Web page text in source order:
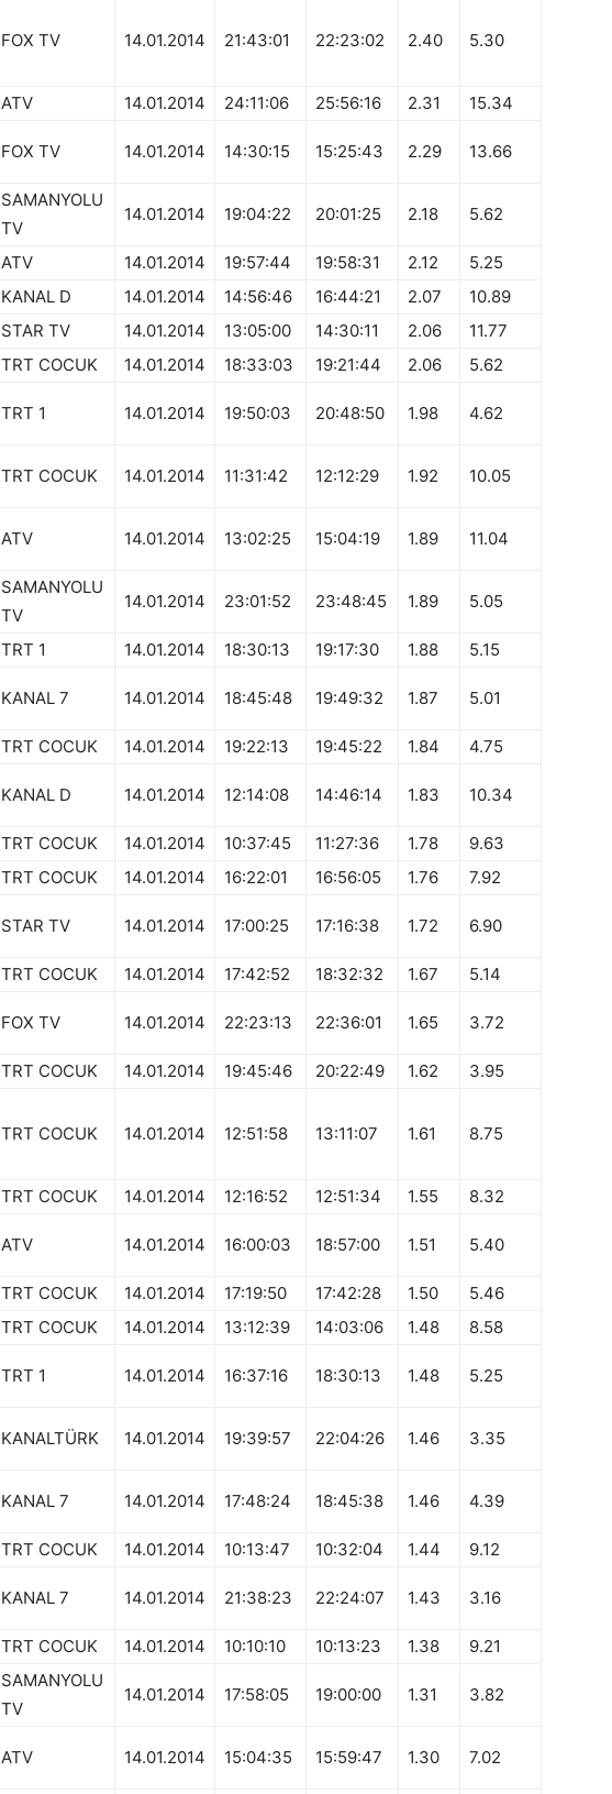
FOX TV 14.01.2014 21:43:01 22:23:02 2.40 5.30
ATV 14.01.2014 24:11:06 25:56:16 2.31 15.34
FOX TV 14.01.2014 14:30:15 15:25:43 2.29 13.66
SAMANYOLU
TV
14.01.2014 19:04:22 20:01:25 2.18 5.62
ATV 14.01.2014 19:57:44 19:58:31 2.12
5.25
KANAL D 14.01.2014 14:56:46 16:44:21 2.07
10.89
STAR TV 14.01.2014 13:05:00 14:30:11 2.06
11.77
TRT COCUK 14.01.2014 18:33:03 19:21:44 2.06 5.62
TRT 1 14.01.2014 19:50:03 20:48:50 1.98 4.62
TRT COCUK 14.01.2014 11:31:42 12:12:29 1.92 10.05
ATV 14.01.2014 13:02:25 15:04:19 1.89 11.04
SAMANYOLU
TV
14.01.2014 23:01:52 23:48:45 1.89 5.05
TRT 1 14.01.2014 18:30:13 19:17:30 1.88 5.15
KANAL 7 14.01.2014 18:45:48 19:49:32 1.87 5.01
TRT COCUK 14.01.2014 19:22:13 19:45:22 1.84 4.75
KANAL D 14.01.2014 12:14:08 14:46:14 1.83 10.34
TRT COCUK 14.01.2014 10:37:45 11:27:36 1.78
9.63
TRT COCUK 14.01.2014 16:22:01 16:56:05 1.76 7.92
STAR TV 14.01.2014 17:00:25 17:16:38 1.72 6.90
TRT COCUK 14.01.2014 17:42:52 18:32:32 1.67 5.14
FOX TV 14.01.2014 22:23:13 22:36:01 1.65 3.72
TRT COCUK 14.01.2014 19:45:46 20:22:49 1.62 3.95
TRT COCUK 14.01.2014 12:51:58 13:11:07 1.61 8.75
TRT COCUK 14.01.2014 12:16:52 12:51:34 1.55 8.32
ATV 14.01.2014 16:00:03 18:57:00 1.51 5.40
TRT COCUK 14.01.2014 17:19:50 17:42:28 1.50
5.46
TRT COCUK 14.01.2014 13:12:39 14:03:06 1.48 8.58
TRT 1 14.01.2014 16:37:16 18:30:13 1.48 5.25
KANALTÜRK 14.01.2014 19:39:57 22:04:26 1.46 3.35
KANAL 7 14.01.2014 17:48:24 18:45:38 1.46 4.39
TRT COCUK 14.01.2014 10:13:47 10:32:04 1.44 9.12
KANAL 7 14.01.2014 21:38:23 22:24:07 1.43 3.16
TRT COCUK 14.01.2014 10:10:10 10:13:23 1.38 9.21
SAMANYOLU
TV
14.01.2014 17:58:05 19:00:00 1.31 3.82
ATV 14.01.2014 15:04:35 15:59:47 1.30 7.02